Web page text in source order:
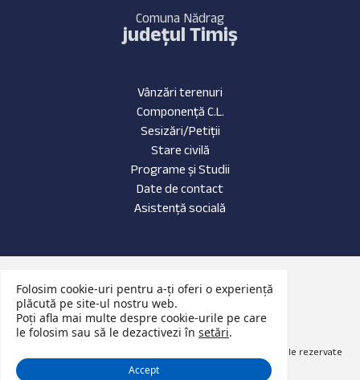
Comuna Nădrag
județul Timiș
Vânzări terenuri
Componență C.L.
Sesizări/Petiții
Stare civilă
Programe și Studii
Date de contact
Asistență socială
Date de contact
Evenimente Recente
Anunțuri Publice
© 2026 Website primăria Nădrag județul Timiș. Toate drepturile rezervate
Folosim cookie-uri pentru a-ți oferi o experiență
plăcută pe site-ul nostru web.
Poți afla mai multe despre cookie-urile pe care
le folosim sau să le dezactivezi în setări.
Accept